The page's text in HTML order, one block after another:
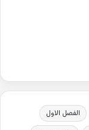
الفصل الاول